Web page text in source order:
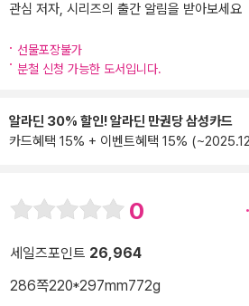
관심 저자, 시리즈의 출간 알림을 받아보세요
선물포장불가
분철 신청 가능한 도서입니다.
알라딘 30% 할인! 알라딘 만권당 삼성카드
카드혜택 15% + 이벤트혜택 15%
0
세일즈포인트 26,964
286쪽220*297mm772g